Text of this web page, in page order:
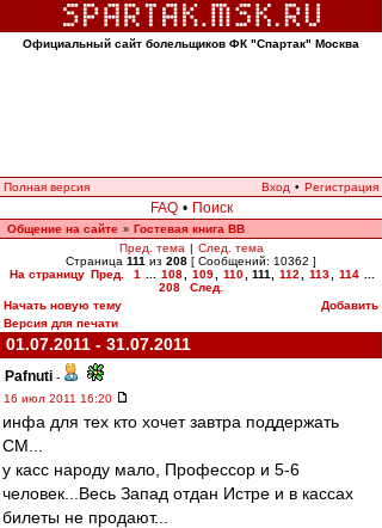
Официальный сайт болельщиков ФК "Спартак" Москва
Полная версия Вход • Регистрация
FAQ • Поиск
Общение на сайте » Гостевая книга ВВ
Пред. тема | След. тема
Страница 111 из 208 [ Сообщений: 10362 ]
На страницу Пред. 1 108 109 110 111 112 113 114
208
След.
Начать новую тему
Добавить
Версия для печати
01.07.2011 - 31.07.2011
Pafnuti -
16 июл 2011 16:20
инфа для тех кто хочет завтра поддержать
СМ...
у касс народу мало, Профессор и 5-6
человек...Весь Запад отдан Истре и в кассах
билеты не продают...